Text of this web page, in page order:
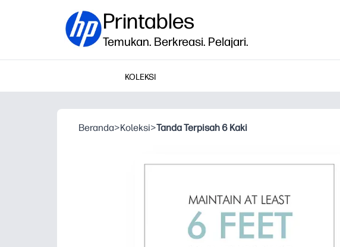
Printables
Temukan. Berkreasi. Pelajari.
KOLEKSI
Beranda>Koleksi>Tanda Terpisah 6 Kaki